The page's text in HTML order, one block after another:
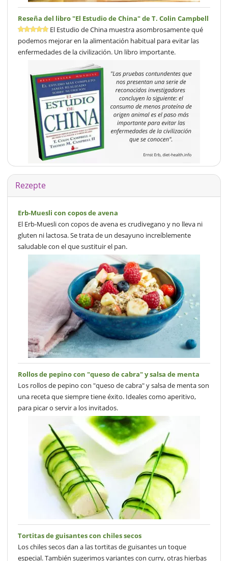
Reseña del libro "El Estudio de China" de T. Colin Campbell
El Estudio de China muestra asombrosamente qué
podemos mejorar en la alimentación habitual para evitar las
enfermedades de la civilización. Un libro importante.
Rezepte
Erb-Muesli con copos de avena
El Erb-Muesli con copos de avena es crudivegano y no lleva ni
gluten ni lactosa. Se trata de un desayuno increíblemente
saludable con el que sustituir el pan.
Rollos de pepino con "queso de cabra" y salsa de menta
Los rollos de pepino con "queso de cabra" y salsa de menta son
una receta que siempre tiene éxito. Ideales como aperitivo,
para picar o servir a los invitados.
Tortitas de guisantes con chiles secos
Los chiles secos dan a las tortitas de guisantes un toque
especial. También sugerimos variantes con curry, otras hierbas